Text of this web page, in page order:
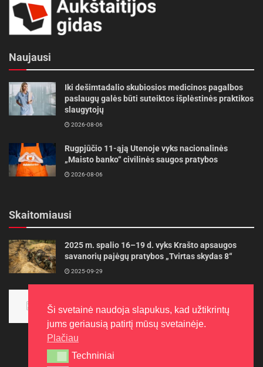
Naujausi
Iki dešimtadalio skubiosios medicinos pagalbos
paslaugų galės būti suteiktos išplėstinės praktikos
slaugytojų
2026-08-06
Rugpjūčio 11-ąją Utenoje vyks nacionalinės
„Maisto banko“ civilinės saugos pratybos
2026-08-06
Skaitomiausi
2025 m. spalio 16–19 d. vyks Krašto apsaugos
savanorių pajėgų pratybos „Tvirtas skydas 8“
2025-09-29
aukso
2015-10-30
Ši svetainė naudoja slapukus, kad užtikrintų
jums geriausią patirtį mūsų svetainėje.
Plačiau
Techniniai
Techniniai